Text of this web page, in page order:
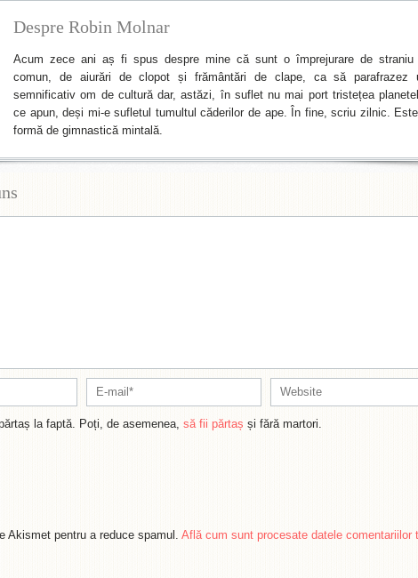
Despre Robin Molnar
Acum zece ani aș fi spus despre mine că sunt o împrejurare de straniu
comun, de aiurări de clopot și frământări de clape, ca să parafrazez
semnificativ om de cultură dar, astăzi, în suflet nu mai port tristețea
ce apun, deși mi-e sufletul tumultul căderilor de ape. În fine, scriu zilnic.
formă de gimnastică mintală.
la faptă. Poți, de asemenea, să fii părtaș și fără martori.
Akismet pentru a reduce spamul. Află cum sunt procesate datele comentariilor